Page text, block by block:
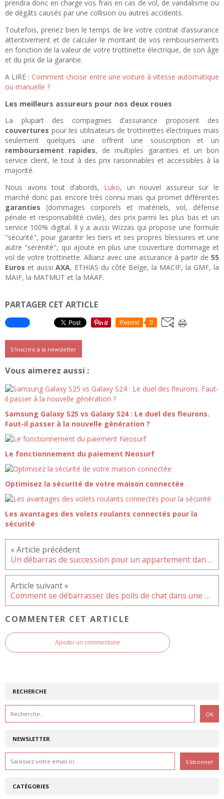
prendra donc en charge vos frais en cas de vol, de vandalisme ou
de dégâts causés par une collision ou autres accidents.
Toutefois, prenez bien le temps de lire votre contrat d’assurance
attentivement et de calculer le montant de vos remboursements
en fonction de la valeur de votre trottinette électrique, de son âge
et du prix de la garantie.
A LIRE : Comment choisir entre une voiture à vitesse automatique
ou manuelle ?
Les meilleurs assureurs pour nos deux roues
La plupart des compagnies d’assurance proposent des
couvertures pour les utilisateurs de trottinettes électriques mais
seulement quelques une offrent une souscription et un
remboursement rapides, de multiples garanties et un bon
service client, le tout à des prix raisonnables et accessibles à la
majorité.
Nous avons tout d’abords, Luko, un nouvel assureur sur le
marché donc pas encore très connu mais qui promet différentes
garanties (dommages corporels et matériels, vol, défense
pénale et responsabilité civile), des prix parmi les plus bas et un
service 100% digital. Il y a aussi Wizzas qui propose une formule
"sécurité", pour garantir les tiers et ses propres blessures et une
autre "sérénité", qui ajoute en plus une couverture dommage et
vol de votre trottinette. Allianz avec une assurance à partir de 55
Euros et aussi AXA, ETHIAS du côté Belge, la MACIF, la GMF, la
MAIF, la MATMUT et la MAAF.
PARTAGER CET ARTICLE
Repost 0
S'inscrire à la newsletter
Vous aimerez aussi :
Samsung Galaxy S25 vs Galaxy S24 : Le duel des fleurons.
Faut-il passer à la nouvelle génération ?
Le fonctionnement du paiement Neosurf
Optimisez la sécurité de votre maison connectée
Les avantages des volets roulants connectés pour la
sécurité
Un débarras de succession pour un appartement dans l’Essonne 91
Comment se débarrasser des poils de chat dans une maison ?
COMMENTER CET ARTICLE
Ajouter un commentaire
NEWSLETTER
RECHERCHE
CATÉGORIES